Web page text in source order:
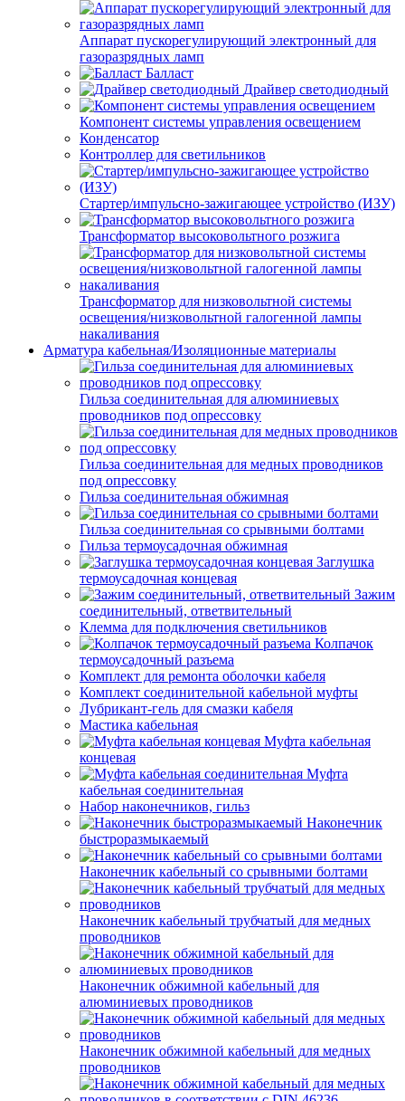
Аппарат пускорегулирующий электронный для
газоразрядных ламп
Балласт
Драйвер светодиодный
Компонент системы управления освещением
Конденсатор
Контроллер для светильников
Стартер/импульсно-зажигающее устройство (ИЗУ)
Трансформатор высоковольтного розжига
Трансформатор для низковольтной системы
освещения/низковольтной галогенной лампы
накаливания
Арматура кабельная/Изоляционные материалы
Гильза соединительная для алюминиевых
проводников под опрессовку
Гильза соединительная для медных проводников
под опрессовку
Гильза соединительная обжимная
Гильза соединительная со срывными болтами
Гильза термоусадочная обжимная
Заглушка
термоусадочная концевая
Зажим
соединительный, ответвительный
Клемма для подключения светильников
Колпачок
термоусадочный разъема
Комплект для ремонта оболочки кабеля
Комплект соединительной кабельной муфты
Лубрикант-гель для смазки кабеля
Мастика кабельная
Муфта кабельная
концевая
Муфта
кабельная соединительная
Набор наконечников, гильз
Наконечник
быстроразмыкаемый
Наконечник кабельный со срывными болтами
Наконечник кабельный трубчатый для медных
проводников
Наконечник обжимной кабельный для
алюминиевых проводников
Наконечник обжимной кабельный для медных
проводников